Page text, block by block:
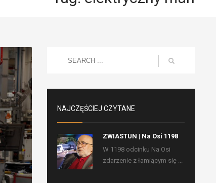
NAJCZĘŚCIEJ CZYTANE
ZWIASTUN | Na Osi 1198
W 1198 odcinku Na Osi
zdarzenie z łamiącym się ...